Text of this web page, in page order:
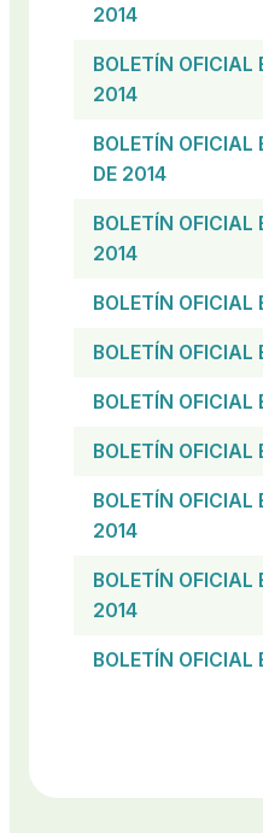
2014
BOLETÍN OFICIAL
2014
BOLETÍN OFICIAL
DE 2014
BOLETÍN OFICIAL
2014
BOLETÍN OFICIAL
BOLETÍN OFICIAL
BOLETÍN OFICIAL
BOLETÍN OFICIAL
BOLETÍN OFICIAL
2014
BOLETÍN OFICIAL
2014
BOLETÍN OFICIAL